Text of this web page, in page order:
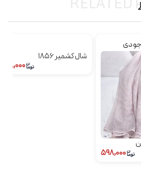
شال کشمیر ۱۸۵۶